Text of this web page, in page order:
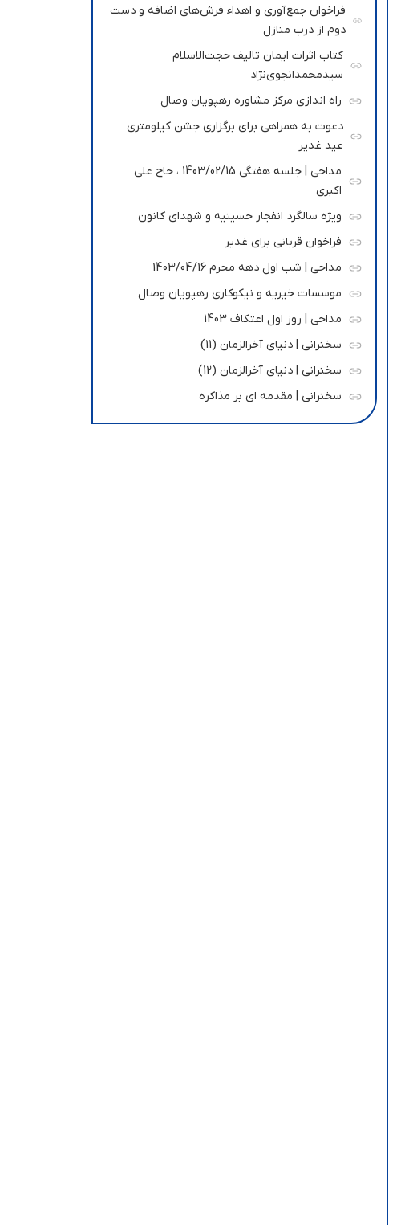
فراخوان جمع‌آوری و اهداء فرش‌های اضافه و دست
دوم از درب منازل
کتاب اثرات ایمان تالیف حجت‌الاسلام
سیدمحمدانجوی‌نژاد
راه اندازی مرکز مشاوره رهپویان وصال
دعوت به همراهی برای برگزاری جشن کیلومتری
عید غدیر
مداحی | جلسه هفتگی 1403/02/15 ، حاج علی
اکبری
ویژه سالگرد انفجار حسینیه و شهدای کانون
فراخوان قربانی برای غدیر
مداحی | شب اول دهه محرم 1403/04/16
موسسات خیریه و نیکوکاری رهپویان وصال
مداحی | روز اول اعتکاف 1403
سخنرانی | دنیای آخرالزمان (11)
سخنرانی | دنیای آخرالزمان (12)
سخنرانی | مقدمه ای بر مذاکره